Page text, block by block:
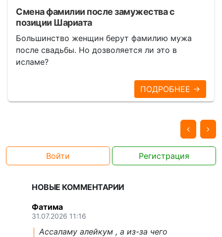
Смена фамилии после замужества с
позиции Шариата
Большинство женщин берут фамилию мужа
после свадьбы. Но дозволяется ли это в
исламе?
ПОДРОБНЕЕ →
Войти Регистрация
НОВЫЕ КОММЕНТАРИИ
Фатима
31.07.2026 11:16
Ассаламу алейкум , а из-за чего